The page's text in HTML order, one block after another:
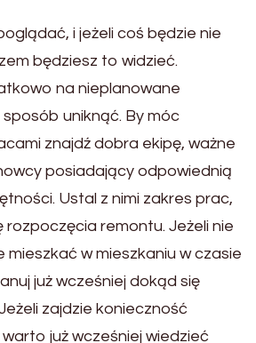
i jeżeli coś będzie nie
będziesz to widzieć.
na nieplanowane
uniknąć. By móc
znajdź dobra ekipę, ważne
posiadający odpowiednią
Ustal z nimi zakres prac,
remontu. Jeżeli nie
mieszkać w mieszkaniu w czasie
już wcześniej dokąd się
zajdzie konieczność
już wcześniej wiedzieć